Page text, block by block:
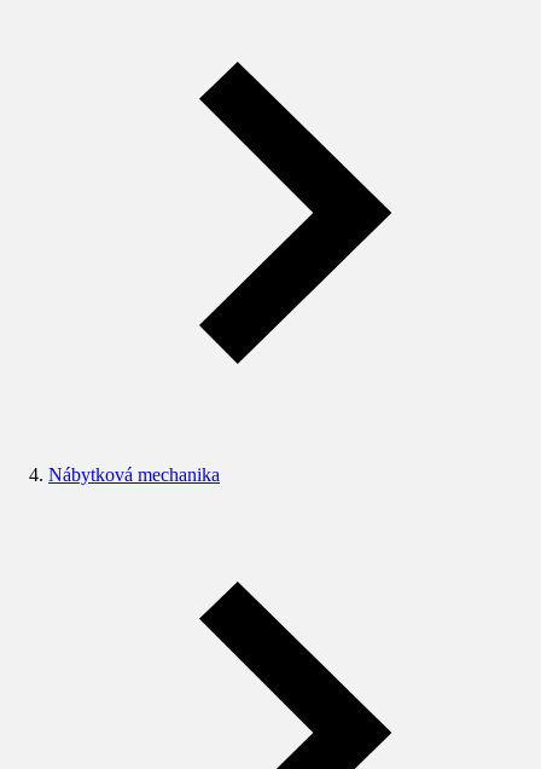
Nábytková mechanika